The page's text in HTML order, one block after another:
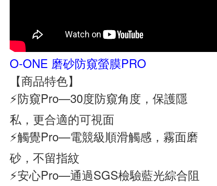
O-ONE 磨砂防窺螢膜PRO
【商品特色】
⚡防窺Pro—30度防窺角度，保護隱
私，更合適的可視面
⚡觸覺Pro—電競級順滑觸感，霧面磨
砂，不留指紋
⚡安心Pro—通過SGS檢驗藍光綜合阻